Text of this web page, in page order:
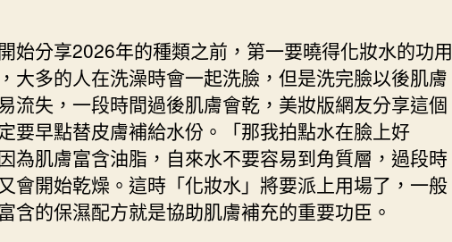
始分享2026年的種類之前，第一要曉得化妝水的功用
大多的人在洗澡時會一起洗臉，但是洗完臉以後肌膚
流失，一段時間過後肌膚會乾，美妝版網友分享這個
要早點替皮膚補給水份。「那我拍點水在臉上好
為肌膚富含油脂，自來水不要容易到角質層，過段時
會開始乾燥。這時「化妝水」將要派上用場了，一般
含的保濕配方就是協助肌膚補充的重要功臣。